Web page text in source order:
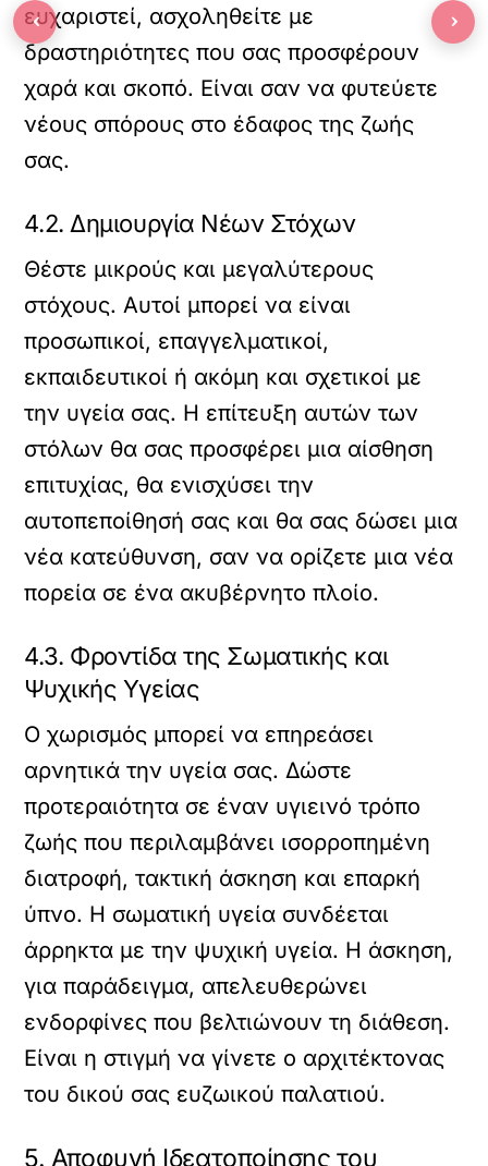
ευχαριστεί, ασχοληθείτε με
δραστηριότητες που σας προσφέρουν
χαρά και σκοπό. Είναι σαν να φυτεύετε
νέους σπόρους στο έδαφος της ζωής
σας.
4.2. Δημιουργία Νέων Στόχων
Θέστε μικρούς και μεγαλύτερους
στόχους. Αυτοί μπορεί να είναι
προσωπικοί, επαγγελματικοί,
εκπαιδευτικοί ή ακόμη και σχετικοί με
την υγεία σας. Η επίτευξη αυτών των
στόλων θα σας προσφέρει μια αίσθηση
επιτυχίας, θα ενισχύσει την
αυτοπεποίθησή σας και θα σας δώσει μια
νέα κατεύθυνση, σαν να ορίζετε μια νέα
πορεία σε ένα ακυβέρνητο πλοίο.
4.3. Φροντίδα της Σωματικής και
Ψυχικής Υγείας
Ο χωρισμός μπορεί να επηρεάσει
αρνητικά την υγεία σας. Δώστε
προτεραιότητα σε έναν υγιεινό τρόπο
ζωής που περιλαμβάνει ισορροπημένη
διατροφή, τακτική άσκηση και επαρκή
ύπνο. Η σωματική υγεία συνδέεται
άρρηκτα με την ψυχική υγεία. Η άσκηση,
για παράδειγμα, απελευθερώνει
ενδορφίνες που βελτιώνουν τη διάθεση.
Είναι η στιγμή να γίνετε ο αρχιτέκτονας
του δικού σας ευζωικού παλατιού.
5. Αποφυγή Ιδεατοποίησης του
‹ ›